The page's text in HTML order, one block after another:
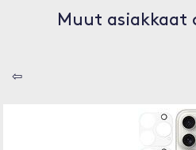
Muut asiakkaat
⇦